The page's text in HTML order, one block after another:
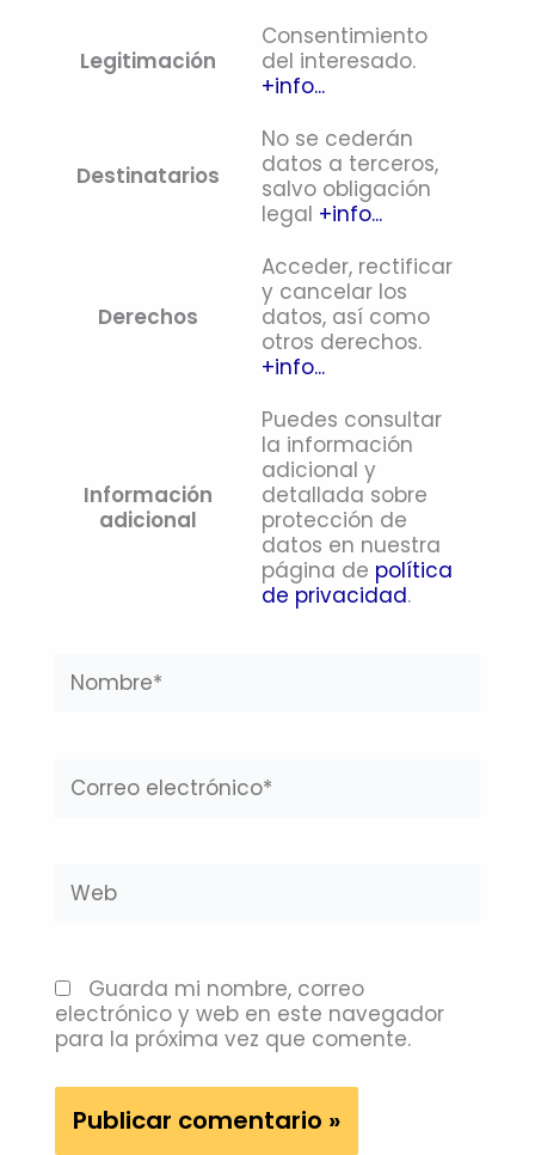
Legitimación
Consentimiento
del interesado.
+info...
Destinatarios
No se cederán
datos a terceros,
salvo obligación
legal +info...
Derechos
Acceder, rectificar
y cancelar los
datos, así como
otros derechos.
+info...
Información
adicional
Puedes consultar
la información
adicional y
detallada sobre
protección de
datos en nuestra
página de política
de privacidad.
electrónico*
Guarda mi nombre, correo
electrónico y web en este navegador
para la próxima vez que comente.